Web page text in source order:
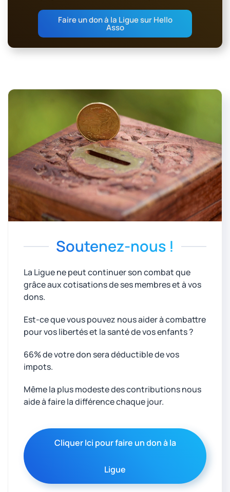
Faire un don à la Ligue sur Hello
Asso
Soutenez-nous !
La Ligue ne peut continuer son combat que
grâce aux cotisations de ses membres et à vos
dons.
Est-ce que vous pouvez nous aider à combattre
pour vos libertés et la santé de vos enfants ?
66% de votre don sera déductible de vos
impots.
Même la plus modeste des contributions nous
aide à faire la différence chaque jour.
Cliquer Ici pour faire un don à la
Ligue